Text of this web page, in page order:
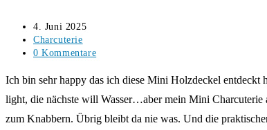
Beitrag
veröffentlicht:
4. Juni 2025
Beitrags-
Kategorie:
Charcuterie
Beitrags-
0 Kommentare
Ich bin sehr happy das ich diese Mini Holzdeckel entdeckt
light, die nächste will Wasser…aber mein Mini Charcuterie
zum Knabbern. Übrig bleibt da nie was. Und die